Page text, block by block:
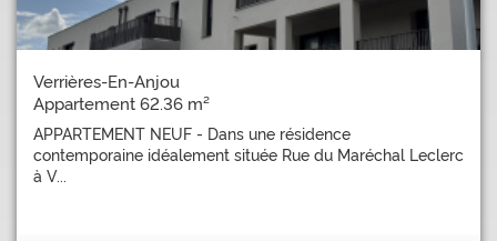
Verrières-En-Anjou
Appartement 62.36 m²
APPARTEMENT NEUF - Dans une résidence
contemporaine idéalement située Rue du Maréchal Leclerc
à V...